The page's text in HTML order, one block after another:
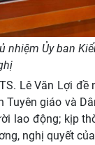
nhiệm Ủy ban
Lê Văn Lợi
giáo và
lao động; kịp
nghị quyết